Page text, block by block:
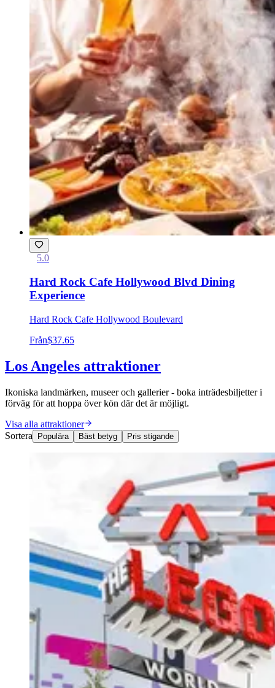
5.0
Hard Rock Cafe Hollywood Blvd Dining
Experience
Hard Rock Cafe Hollywood Boulevard
Från$37.65
Los Angeles attraktioner
Ikoniska landmärken, museer och gallerier - boka inträdesbiljetter i
förväg för att hoppa över kön där det är möjligt.
Visa alla attraktioner
Sortera
Populära Bäst betyg Pris stigande